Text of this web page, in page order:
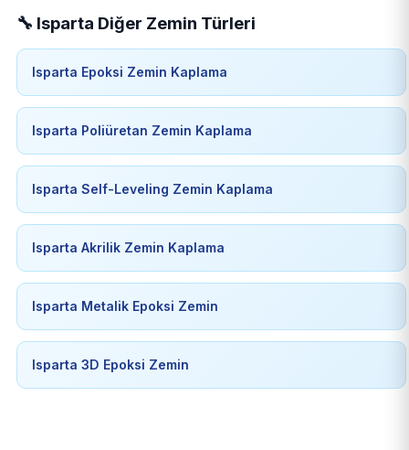
🔧 Isparta Diğer Zemin Türleri
Isparta Epoksi Zemin Kaplama
Isparta Poliüretan Zemin Kaplama
Isparta Self-Leveling Zemin Kaplama
Isparta Akrilik Zemin Kaplama
Isparta Metalik Epoksi Zemin
Isparta 3D Epoksi Zemin